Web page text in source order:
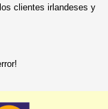
clientes irlandeses y